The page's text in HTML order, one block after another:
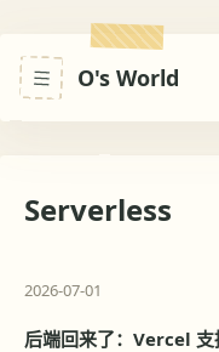
O's World
Serverless
2026-07-01
后端回来了：Vercel